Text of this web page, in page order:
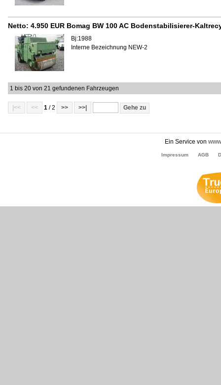
Netto: 4.950 EUR Bomag BW 100 AC Bodenstabilisierer-
Bj:1988
Interne Bezeichnung NEW-2
1 bis 20 von 21 gefundenen Fahrzeugen
|<< << 1 / 2 >> >>|
Ein Service von
Impressum AGB